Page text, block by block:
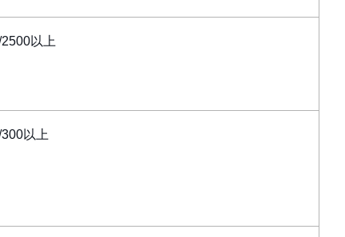
2500以上
300以上